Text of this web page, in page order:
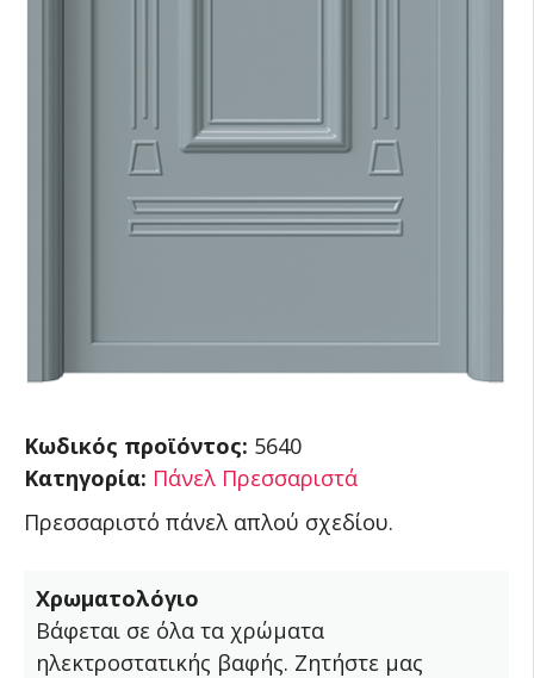
Κωδικός προϊόντος: 5640
Κατηγορία: Πάνελ Πρεσσαριστά
Πρεσσαριστό πάνελ απλού σχεδίου.
Χρωματολόγιο
Βάφεται σε όλα τα χρώματα
ηλεκτροστατικής βαφής. Ζητήστε μας